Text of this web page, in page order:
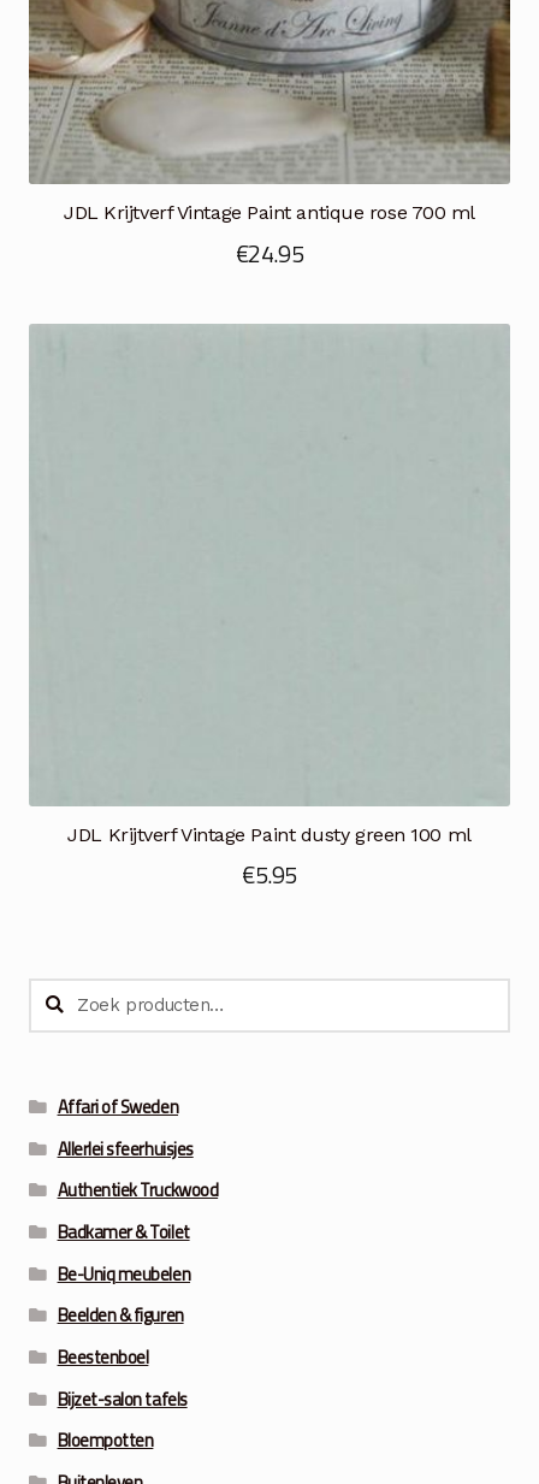
JDL Krijtverf Vintage Paint antique rose 700 ml
€24.95
JDL Krijtverf Vintage Paint dusty green 100 ml
€5.95
Zoeken
naar:
Zoeken
Affari of Sweden
Allerlei sfeerhuisjes
Authentiek Truckwood
Badkamer & Toilet
Be-Uniq meubelen
Beelden & figuren
Beestenboel
Bijzet-salon tafels
Bloempotten